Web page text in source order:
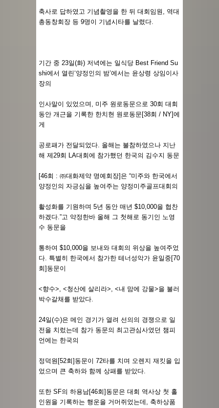
축사로 답하였고 기념촬영을 한 뒤 대회임원, 역대
총동창회장 등 9명이 기념시타를 날렸다.
기간 중 23일(화) 저녁에는 일식당 Best Friend Su
shi에서 열린‘양정인의 밤’에서는 윤상령 상임이사
장의
인사말이 있었으며, 미주 원로동문으로 30회 대회
동안 개근을 기록한 한치현 원로동문[38회 / NY]에
게
공로패가 전달되었다. 올해는 불참하였으나 지난
해 제29회 LA대회에 참가했던 한국의 김수지 동문
[46회 : ㈜대화제약 명예회장]은 “미주와 한국에서
양정인의 자긍심을 높여주는 양정미주골프대회의
활성화를 기원하며 5년 동안 매년 $10,000을 협찬
하겠다.”고 약정한바 올해 그 첫해로 동기인 노영
수 동문을
통하여 $10,000을 보내와 대회의 위상을 높여주었
다. 특별히 한국에서 참가한 테너성악가 윤일중[70
회]동문이
<향수>, <청산에 살리라>, <내 맘에 강물>을 불러
박수갈채를 받았다.
24일(수)은 메인 경기가 열려 선의의 경쟁으로 일
전을 치렀는데 참가 동문의 최고관심사였던 챔피
언에는 한국의
정덕원[52회]동문이 72타를 치며 오렌지 재킷을 입
었으며 큰 축하와 함께 상패를 받았다.
또한 SF의 하용남[46회]동문은 대회 역사상 첫 홀
인원을 기록하는 행운을 거머쥐었는데, 축하상품